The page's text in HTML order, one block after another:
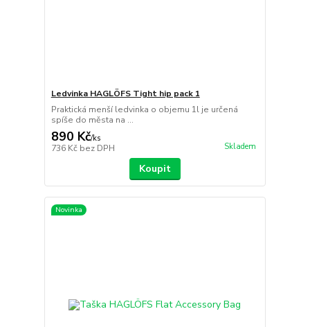
Ledvinka HAGLÖFS Tight hip pack 1
Praktická menší ledvinka o objemu 1l je určená
spíše do města na ...
890 Kč/ks
736 Kč bez DPH Skladem
Koupit
Novinka